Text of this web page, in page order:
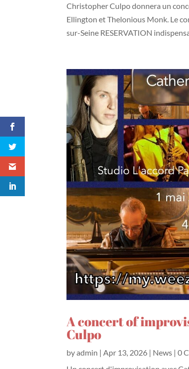
Christopher Culpo donnera un
Ellington et Thelonious Monk. Le
sur-Seine RESERVATION
A concert of
Culpo
byadmin |Apr 13, 2026 | News | 0